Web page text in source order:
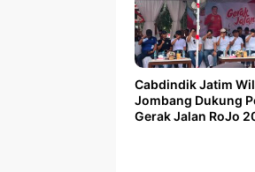
Cabdindik Jatim
Jombang Dukung
Gerak Jalan RoJo